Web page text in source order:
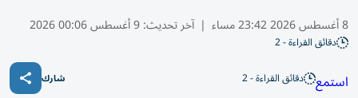
8 أغسطس 2026 23:42 مساء | آخر تحديث:9 أغسطس 00:06 2026
دقائق القراءة - 2
استمع دقائق القراءة - 2 شارك